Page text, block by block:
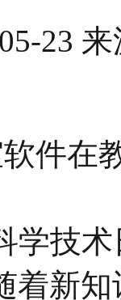
23 来
件在
学技
着新